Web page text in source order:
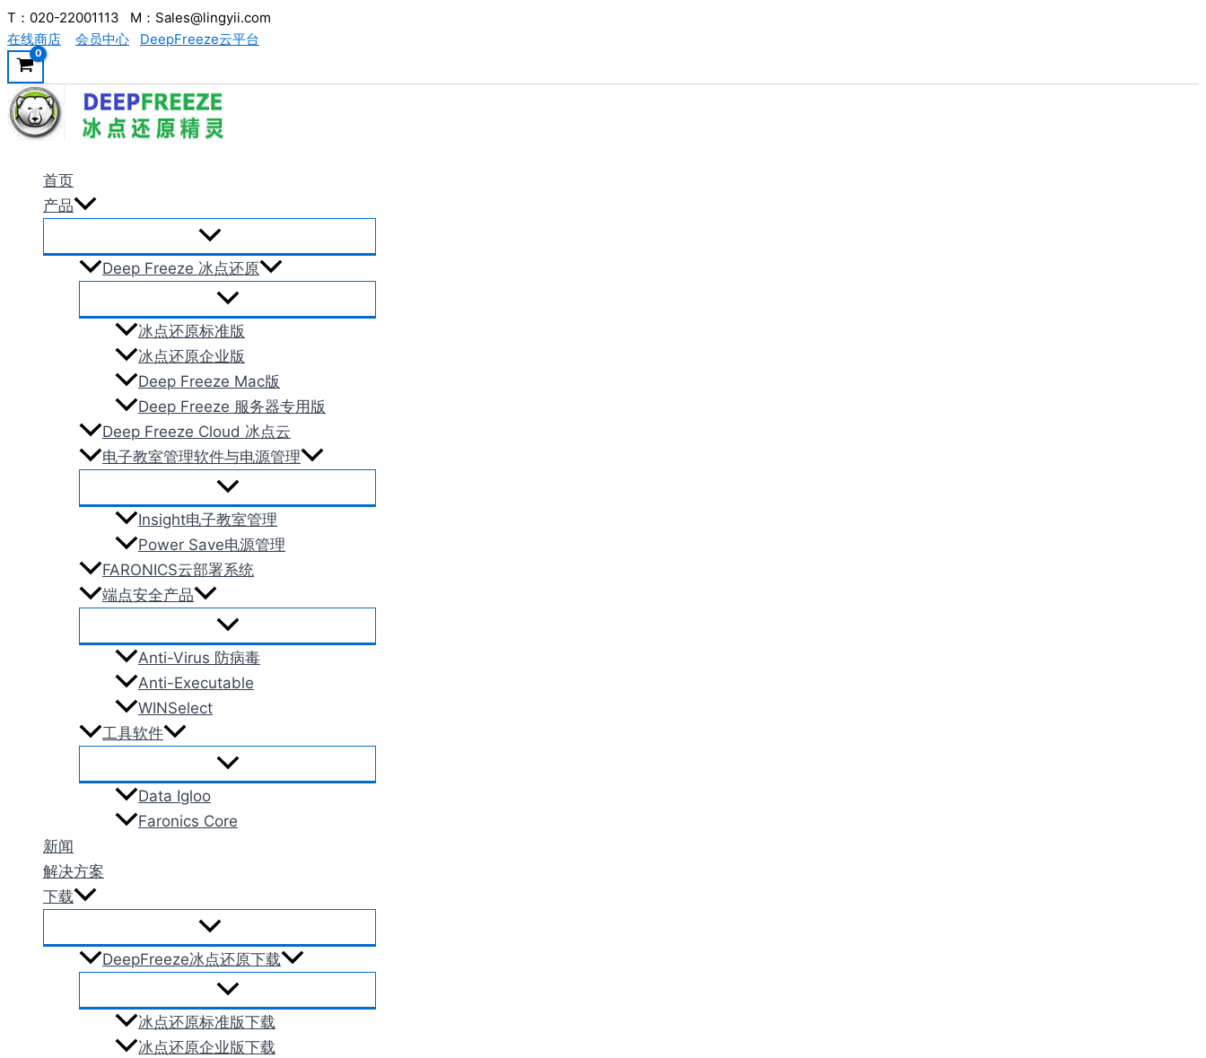
跳
至
内
容
T：020-22001113 M：Sales@lingyii.com
在线商店
会员中心 DeepFreeze云平台
首页
产品
Deep Freeze 冰点还原
冰点还原标准版
冰点还原企业版
Deep Freeze Mac版
Deep Freeze 服务器专用版
Deep Freeze Cloud 冰点云
电子教室管理软件与电源管理
Insight电子教室管理
Power Save电源管理
FARONICS云部署系统
端点安全产品
Anti-Virus 防病毒
Anti-Executable
WINSelect
工具软件
Data Igloo
Faronics Core
新闻
解决方案
下载
DeepFreeze冰点还原下载
冰点还原标准版下载
冰点还原企业版下载